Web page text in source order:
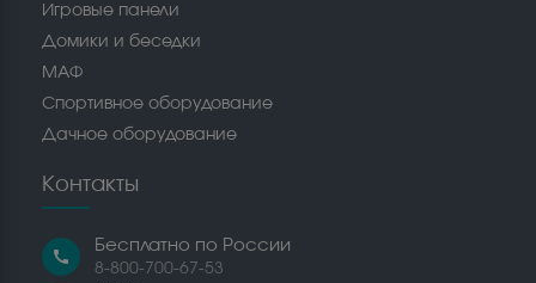
Игровые панели
Домики и беседки
МАФ
Спортивное оборудование
Дачное оборудование
Контакты
call
Бесплатно по России
8-800-700-67-53